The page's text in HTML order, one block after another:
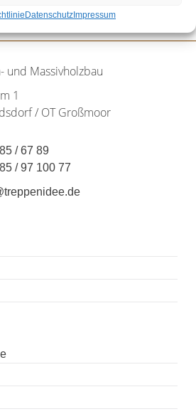
Datenschutz Impressum
und Massivholzbau
1
/ OT Großmoor
/ 67 89
/ 97 100 77